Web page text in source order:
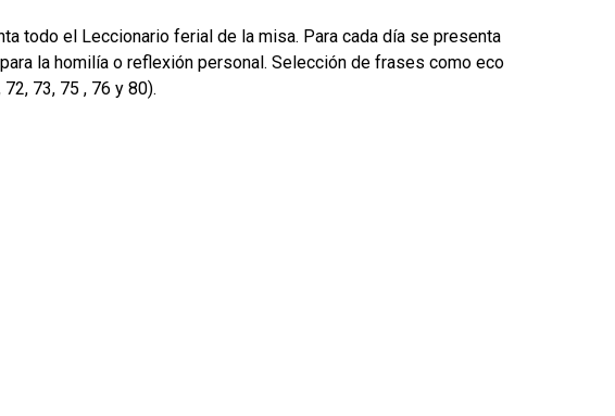
todo el Leccionario ferial de la misa. Para cada día se presenta
la homilía o reflexión personal. Selección de frases como eco
73, 75 , 76 y 80).